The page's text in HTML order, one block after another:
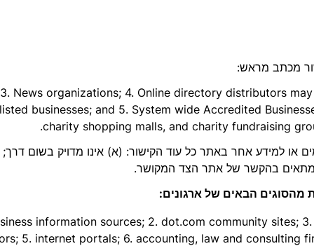
מכתב מראש:
3. News organizations; 4. Online directory distributors
businesses; and 5. System wide Accredited
charity shopping malls, and charity fundraising
או למידע אחר באתר כל עוד הקישור: (א) אינו מדויק בשום
מתאים בהקשר של אתר הצד המקושר.
מהסוגים הבאים של ארגונים:
information sources; 2. dot.com community sites;
5. internet portals; 6. accounting, law and consulting